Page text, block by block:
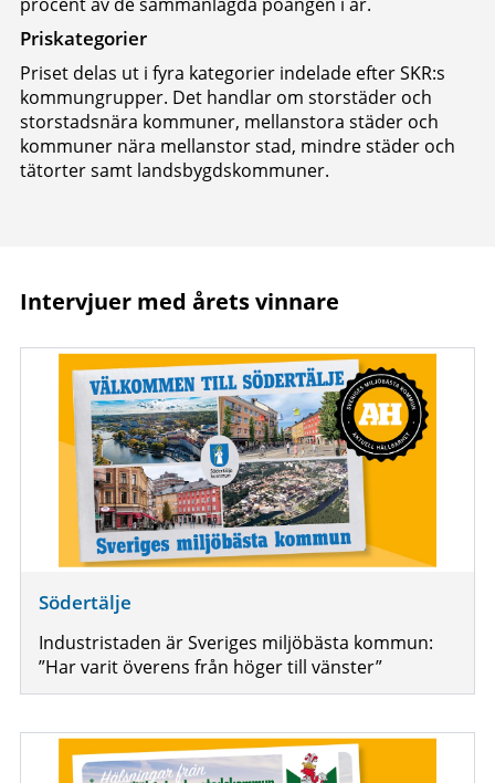
Priskategorier
Priset delas ut i fyra kategorier indelade efter SKR:s
kommungrupper. Det handlar om storstäder och
storstadsnära kommuner, mellanstora städer och
kommuner nära mellanstor stad, mindre städer och
tätorter samt landsbygdskommuner.
Intervjuer med årets vinnare
Södertälje
Industristaden är Sveriges miljöbästa kommun:
”Har varit överens från höger till vänster”